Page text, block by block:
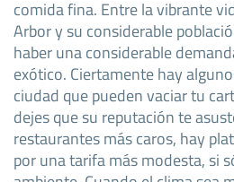
comida fina. Entre la vibrante
Arbor y su considerable
haber una considerable
exótico. Ciertamente hay
ciudad que pueden vaciar tu
dejes que su reputación te
restaurantes más caros, hay
por una tarifa más modesta, si